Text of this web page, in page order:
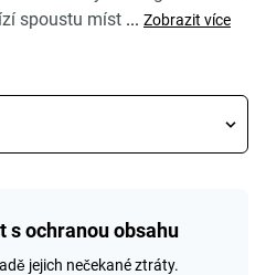
spoustu míst ... Zobrazit více
s ochranou obsahu
jejich nečekané ztráty.